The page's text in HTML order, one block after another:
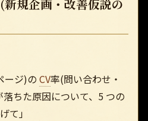
規企画・改善仮説の
ージ)のCV率(問い合わせ・
ちた原因について、5 つの
て」